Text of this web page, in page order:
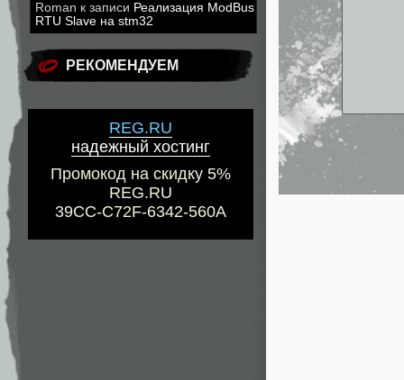
Roman к записи Реализация ModBus
RTU Slave на stm32
РЕКОМЕНДУЕМ
REG.RU
надежный хостинг
Промокод на скидку 5%
REG.RU
39CC-C72F-6342-560A